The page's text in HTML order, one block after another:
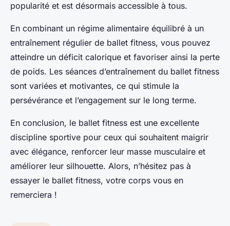
popularité et est désormais accessible à tous.
En combinant un régime alimentaire équilibré à un
entraînement régulier de ballet fitness, vous pouvez
atteindre un déficit calorique et favoriser ainsi la perte
de poids. Les séances d’entraînement du ballet fitness
sont variées et motivantes, ce qui stimule la
persévérance et l’engagement sur le long terme.
En conclusion, le ballet fitness est une excellente
discipline sportive pour ceux qui souhaitent maigrir
avec élégance, renforcer leur masse musculaire et
améliorer leur silhouette. Alors, n’hésitez pas à
essayer le ballet fitness, votre corps vous en
remerciera !